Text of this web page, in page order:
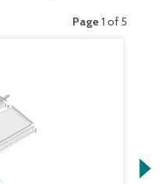
Page 1 of 5